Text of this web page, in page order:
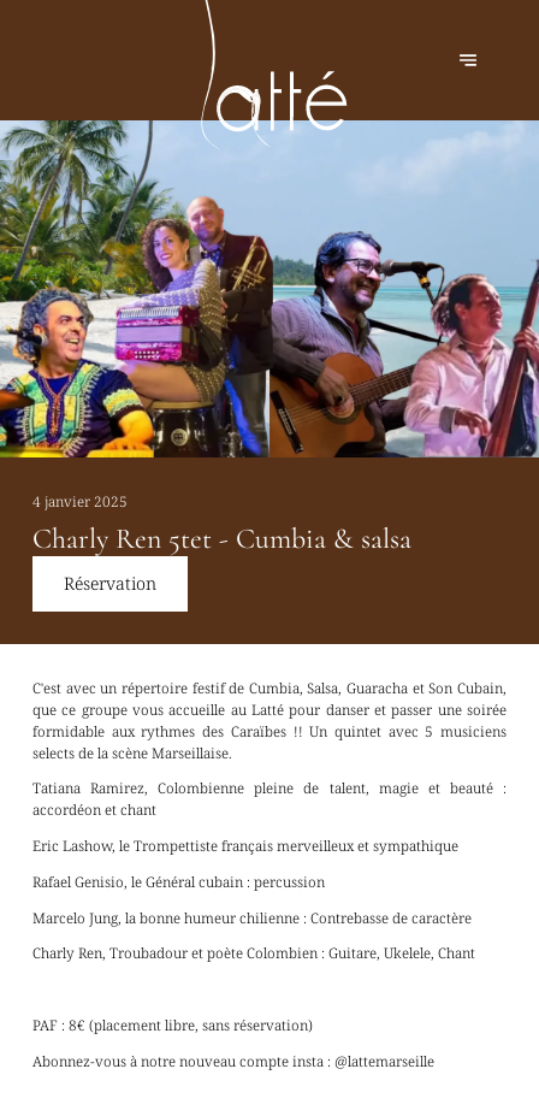
4 janvier 2025
Charly Ren 5tet - Cumbia & salsa
Réservation
C'est avec un répertoire festif de Cumbia, Salsa, Guaracha et Son Cubain,
que ce groupe vous accueille au Latté pour danser et passer une soirée
formidable aux rythmes des Caraïbes !! Un quintet avec 5 musiciens
selects de la scène Marseillaise.
Tatiana Ramirez, Colombienne pleine de talent, magie et beauté :
accordéon et chant
Eric Lashow, le Trompettiste français merveilleux et sympathique
Rafael Genisio, le Général cubain : percussion
Marcelo Jung, la bonne humeur chilienne : Contrebasse de caractère
Charly Ren, Troubadour et poète Colombien : Guitare, Ukelele, Chant
PAF : 8€ (placement libre, sans réservation)
Abonnez-vous à notre nouveau compte insta : @lattemarseille